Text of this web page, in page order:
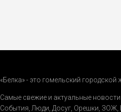
«Белка» - это гомельский городской
Самые свежие и актуальные новости
События Люди Досуг Орешки ЗОЖ